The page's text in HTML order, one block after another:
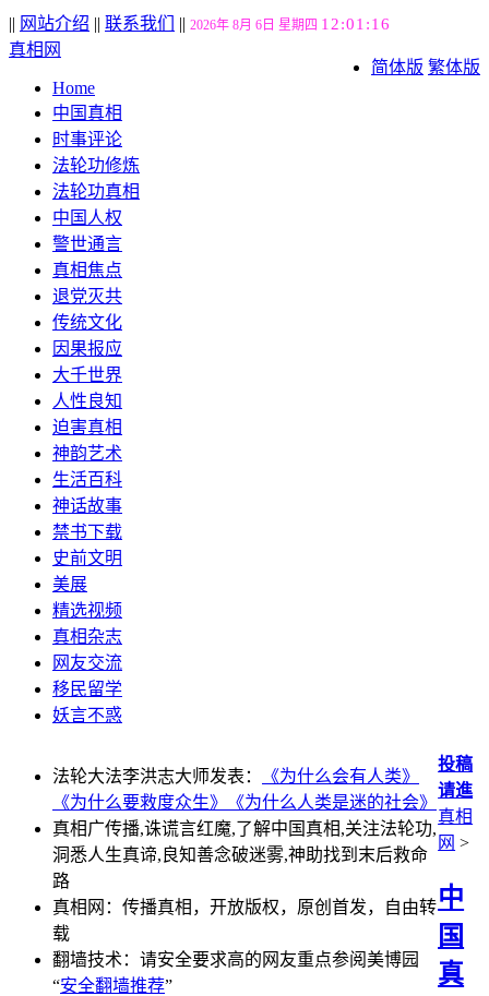
|| 网站介绍 || 联系我们 || 2026年 8月 6日 星期四 12:01:17
简体版 繁体版
真相网
Home
中国真相
时事评论
法轮功修炼
法轮功真相
中国人权
警世通言
真相焦点
退党灭共
传统文化
因果报应
大千世界
人性良知
迫害真相
神韵艺术
生活百科
神话故事
禁书下载
史前文明
美展
精选视频
真相杂志
网友交流
移民留学
妖言不惑
法轮大法李洪志大师发表：
《为什么会有人类》
《为什么要救度众生》
《为什么人类是迷的社会》
真相广传播,诛谎言红魔,了解中国真相,关注法轮功,
洞悉人生真谛,良知善念破迷雾,神助找到末后救命
路
真相网：传播真相，开放版权，原创首发，自由转
载
翻墙技术：请安全要求高的网友重点参阅美博园
“安全翻墙推荐”
投稿
请進
真相
网 >
中
国
真